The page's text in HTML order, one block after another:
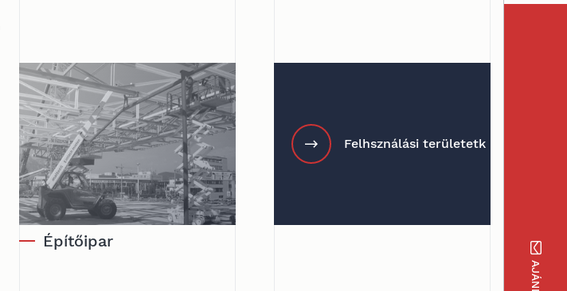
Építőipar
Felhsználási területetk